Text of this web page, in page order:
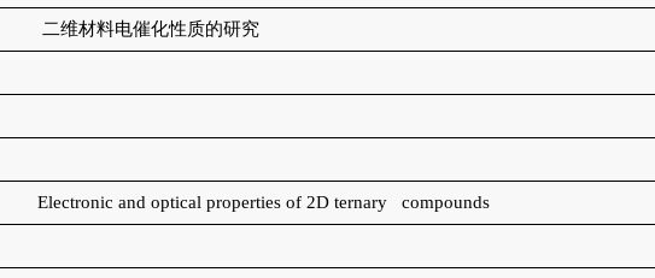
二维材料电催化性质的研究
Electronic and optical properties of 2D ternary compounds